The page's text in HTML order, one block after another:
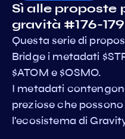
Sì alle proposte
gravità #176-179
Questa serie di
Bridge i metadati
$ATOM e $OSMO.
I metadati
preziose che
l'ecosistema di